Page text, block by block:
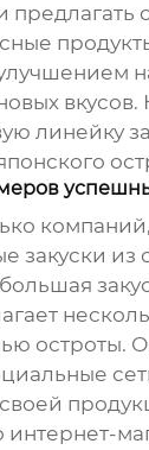
предлагать
линейку
закуски из
остроты.
интернет-